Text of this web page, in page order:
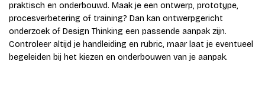
praktisch en onderbouwd. Maak je een ontwerp, prototype,
procesverbetering of training? Dan kan ontwerpgericht
onderzoek of Design Thinking een passende aanpak zijn.
Controleer altijd je handleiding en rubric, maar laat je eventueel
begeleiden bij het kiezen en onderbouwen van je aanpak.